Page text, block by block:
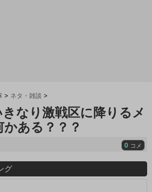
> ネタ・雑談 >
きなり激戦区に降りるメ
かある？？？
0 コメ
グ